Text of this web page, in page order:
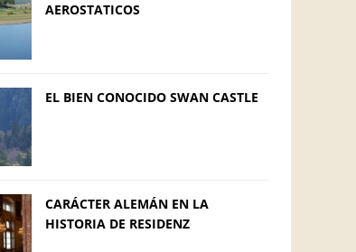
AEROSTATICOS
EL BIEN CONOCIDO SWAN CASTLE
CARÁCTER ALEMÁN EN LA
HISTORIA DE RESIDENZ